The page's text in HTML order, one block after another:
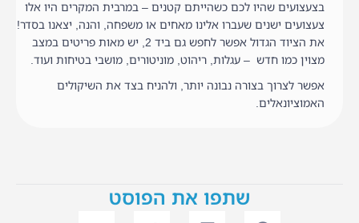
בצעצועים שהיו לכם כשהייתם קטנים – במרבית המקרים היו אלו
צעצועים ישנים שעברו אלינו מאחים או משפחה, והנה, יצאנו בסדר!
את הציוד הגדול אפשר לחפש גם ביד 2, יש מאות פריטים במצב
מצוין כמו חדש – עגלות, ריהוט, מוניטורים, מושבי בטיחות ועוד.
אפשר לצרוך בצורה נבונה יותר, ולהניח בצד את השיקולים
האמוציונאלים.
שתפו את הפוסט